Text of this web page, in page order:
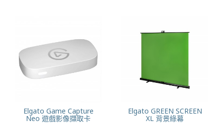
Elgato Game Capture
Neo 遊戲影像擷取卡
Elgato GREEN SCREEN
XL 背景綠幕